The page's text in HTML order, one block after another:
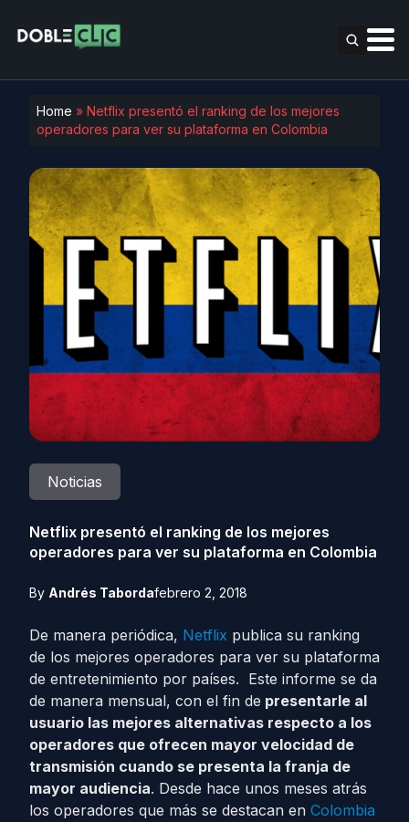
Home » Netflix presentó el ranking de los mejores
operadores para ver su plataforma en Colombia
Noticias
Netflix presentó el ranking de los mejores
operadores para ver su plataforma en Colombia
By Andrés Tabordafebrero 2, 2018
De manera periódica, Netflix publica su ranking
de los mejores operadores para ver su plataforma
de entretenimiento por países. Este informe se da
de manera mensual, con el fin de presentarle al
usuario las mejores alternativas respecto a los
operadores que ofrecen mayor velocidad de
transmisión cuando se presenta la franja de
mayor audiencia. Desde hace unos meses atrás
los operadores que más se destacan en Colombia